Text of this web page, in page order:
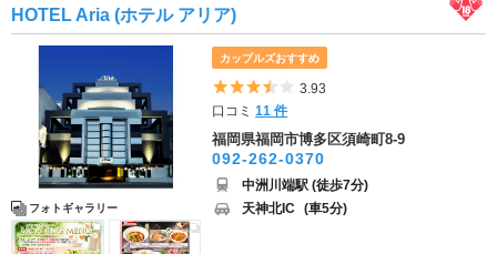
HOTEL Aria (ホテル アリア)
フォトギャラリー
カップルズおすすめ
5つ星のうち3.5
3.93
口コミ11 件
福岡県福岡市博多区須崎町8-9
092-262-0370
中洲川端駅 (徒歩7分)
天神北IC (車5分)